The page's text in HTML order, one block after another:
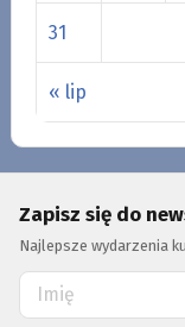
« lip
31
Zapisz się do
Najlepsze wydarzenia